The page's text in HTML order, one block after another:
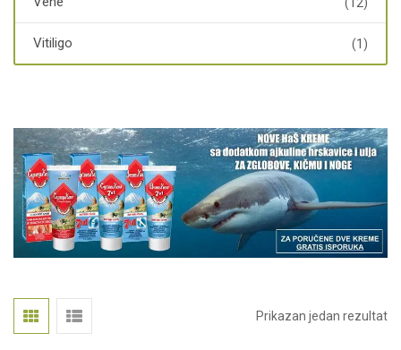
Vitiligo (1)
Prikazan jedan rezultat